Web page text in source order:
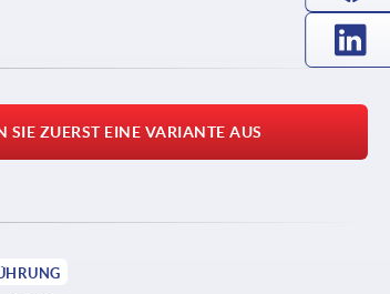
SIE ZUERST EINE VARIANTE AUS